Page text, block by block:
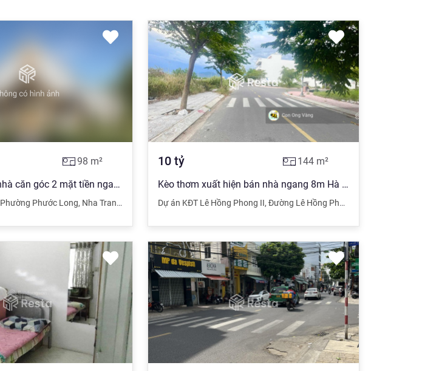
98 m²
Chính chủ bán nhà căn góc 2 mặt tiền ngay chợ Bình Tân đối diện trung tâm thương mại
Phường Phước Long, Nha Trang Khánh Hòa
10 tỷ 144m²
Kèo thơm xuất hiện bán nhà ngang 8m Hà Quang 2 gần đường bờ sông
Dự án KĐT Lê Hồng Phong II, Đường Lê Hồng Phong